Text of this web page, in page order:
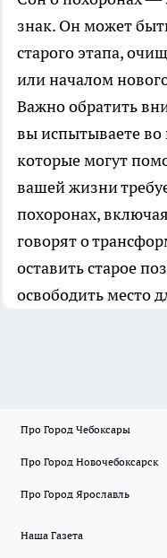
знак. Он может
старого этапа,
или началом
Важно обратить
вы испытываете во
которые могут
вашей жизни
похоронах,
говорят о
оставить старое
освободить место
Про Город Чебоксары
Про Город Новочебоксарск
Про Город Ярославль
Наша Газета